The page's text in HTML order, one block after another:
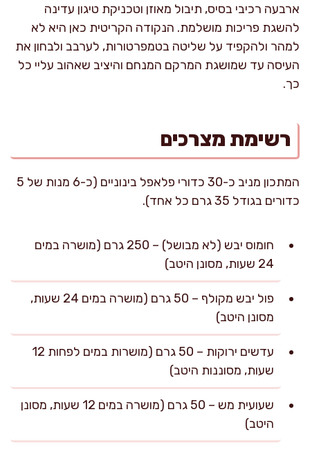
ארבעה רכיבי בסיס, תיבול מאוזן וטכניקת טיגון עדינה
להשגת פריכות מושלמת. הנקודה הקריטית כאן היא לא
למהר ולהקפיד על שליטה בטמפרטורות, לערבב ולבחון את
העיסה עד שמושגת המרקם המנחם והיציב שאהוב עליי כל
כך.
רשימת מצרכים
המתכון מניב כ-30 כדורי פלאפל בינוניים (כ-6 מנות של 5
כדורים בגודל 35 גרם כל אחד).
חומוס יבש (לא מבושל) – 250 גרם (מושרה במים
24 שעות, מסונן היטב)
פול יבש מקולף – 50 גרם (מושרה במים 24 שעות,
מסונן היטב)
עדשים ירוקות – 50 גרם (מושרות במים לפחות 12
שעות, מסוננות היטב)
שעועית מש – 50 גרם (מושרה במים 12 שעות, מסונן
היטב)